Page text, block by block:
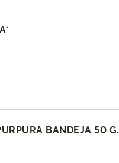
BANDEJA 50 G.